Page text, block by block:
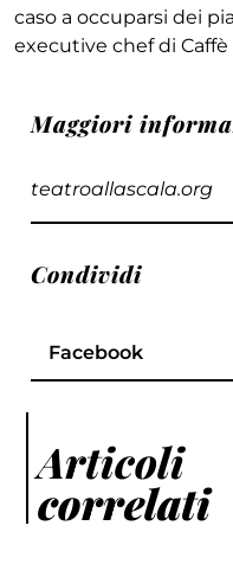
caso a occuparsi dei
executive chef di Caffè
Maggiori
teatroallascala.org
Condividi
Facebook
Articoli
correlati